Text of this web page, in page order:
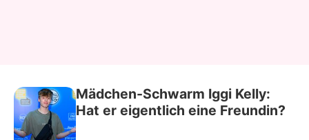
Mädchen-Schwarm Iggi Kelly:
Hat er eigentlich eine Freundin?